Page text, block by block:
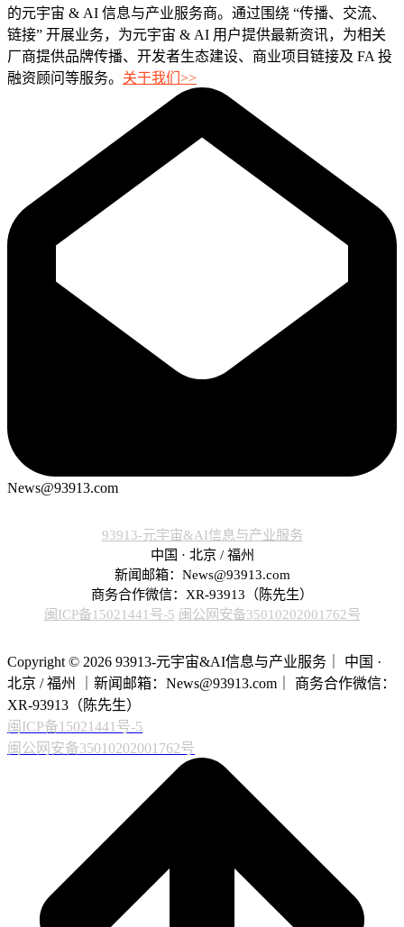
的元宇宙 & AI 信息与产业服务商。通过围绕 “传播、交流、
链接” 开展业务，为元宇宙 & AI 用户提供最新资讯，为相关
厂商提供品牌传播、开发者生态建设、商业项目链接及 FA 投
融资顾问等服务。 关于我们>>
News@93913.com
93913-元宇宙&AI信息与产业服务
中国 · 北京 / 福州
新闻邮箱：News@93913.com
商务合作微信：XR-93913（陈先生）
闽ICP备15021441号-5 闽公网安备35010202001762号
Copyright © 2026 93913-元宇宙&AI信息与产业服务｜ 中国 ·
北京 / 福州 ｜新闻邮箱：News@93913.com｜ 商务合作微信：
XR-93913（陈先生）
闽ICP备15021441号-5
闽公网安备35010202001762号